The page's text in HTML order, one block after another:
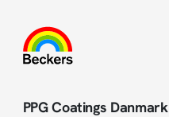
PPG Coatings Danmark